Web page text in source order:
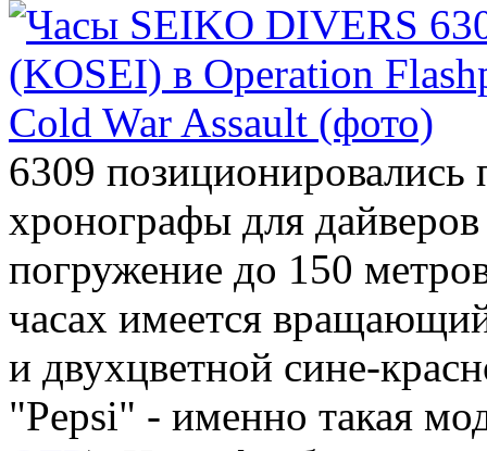
6309 позиционировались
хронографы для
погружение до 150
часах имеется
и двухцветной сине-
"Pepsi" - именно такая